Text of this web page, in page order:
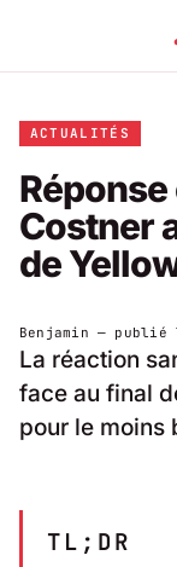
ACTUALITÉS
Costner
de
Benjamin — publié
La réaction
face au final
pour le moins
TL;DR